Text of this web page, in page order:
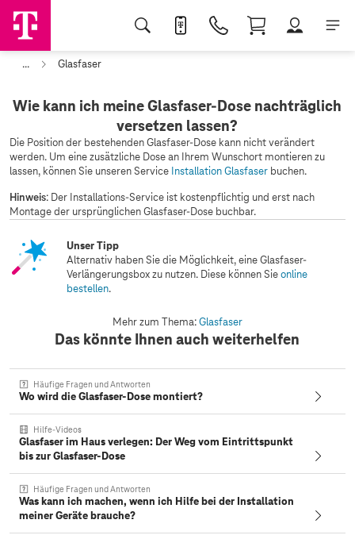
... Glasfaser
Wie kann ich meine Glasfaser-Dose nachträglich
versetzen lassen?
Die Position der bestehenden Glasfaser-Dose kann nicht verändert
werden. Um eine zusätzliche Dose an Ihrem Wunschort montieren zu
lassen, können Sie unseren Service Installation Glasfaser buchen.
Hinweis: Der Installations-Service ist kostenpflichtig und erst nach
Montage der ursprünglichen Glasfaser-Dose buchbar.
Unser Tipp
Alternativ haben Sie die Möglichkeit, eine Glasfaser-
Verlängerungsbox zu nutzen. Diese können Sieonline
bestellen.
Mehr zum Thema:Glasfaser
Das könnte Ihnen auch weiterhelfen
Häufige Fragen und Antworten
Wo wird die Glasfaser-Dose montiert?
Hilfe-Videos
Glasfaser im Haus verlegen: Der Weg vom Eintrittspunkt
bis zur Glasfaser-Dose
Häufige Fragen und Antworten
Was kann ich machen, wenn ich Hilfe bei der Installation
meiner Geräte brauche?